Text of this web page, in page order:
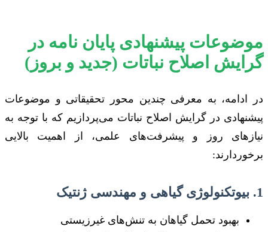
موضوعات پیشنهادی پایان نامه در
گرایش اصلاح نباتات (جدید و بروز)
در ادامه، به معرفی چندین محور تحقیقاتی و موضوعات
پیشنهادی در گرایش اصلاح نباتات می‌پردازیم که با توجه به
نیازهای روز و پیشرفت‌های علمی، از اهمیت بالایی
برخوردارند:
1. بیوتکنولوژی گیاهی و مهندسی ژنتیک
بهبود تحمل گیاهان به تنش‌های غیرزیستی